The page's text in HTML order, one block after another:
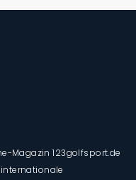
Magazin 123golfsport.de